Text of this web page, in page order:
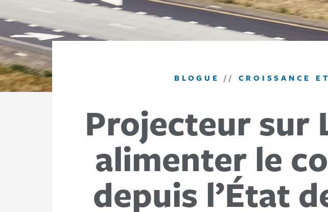
BLOGUE // CROISSANCE
Projecteur sur
alimenter le
depuis l’État